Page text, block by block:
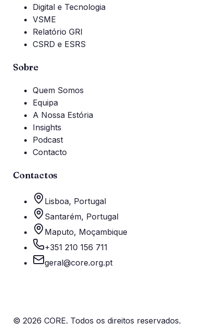
Digital e Tecnologia
VSME
Relatório GRI
CSRD e ESRS
Sobre
Quem Somos
Equipa
A Nossa Estória
Insights
Podcast
Contacto
Contactos
Lisboa, Portugal
Santarém, Portugal
Maputo, Moçambique
+351 210 156 711
geral@core.org.pt
© 2026 CORE. Todos os direitos reservados.